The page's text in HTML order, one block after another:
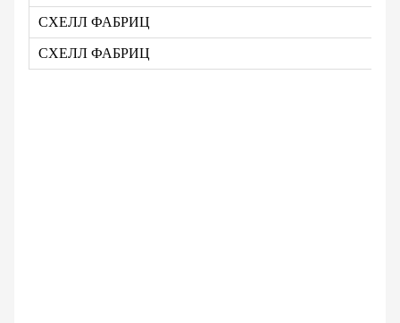
СХЕЛЛ ФАБРИЦ
СХЕЛЛ ФАБРИЦ